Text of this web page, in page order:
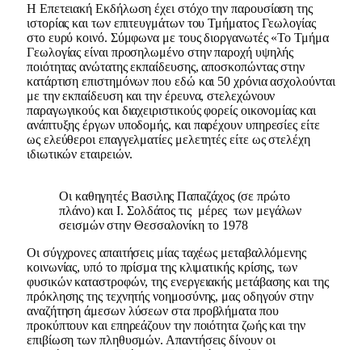
Η Επετειακή Εκδήλωση έχει στόχο την παρουσίαση της
ιστορίας και των επιτευγμάτων του Τμήματος Γεωλογίας
στο ευρύ κοινό. Σύμφωνα με τους διοργανωτές «Το Τμήμα
Γεωλογίας είναι προσηλωμένο στην παροχή υψηλής
ποιότητας ανώτατης εκπαίδευσης, αποσκοπώντας στην
κατάρτιση επιστημόνων που εδώ και 50 χρόνια ασχολούνται
με την εκπαίδευση και την έρευνα, στελεχώνουν
παραγωγικούς και διαχειριστικούς φορείς οικονομίας και
ανάπτυξης έργων υποδομής, και παρέχουν υπηρεσίες είτε
ως ελεύθεροι επαγγελματίες μελετητές είτε ως στελέχη
ιδιωτικών εταιρειών.
Οι καθηγητές Βασιλης Παπαζάχος (σε πρώτο
πλάνο) και Ι. Σολδάτος τις μέρες των μεγάλων
σεισμών στην Θεσσαλονίκη το 1978
Οι σύγχρονες απαιτήσεις μίας ταχέως μεταβαλλόμενης
κοινωνίας, υπό το πρίσμα της κλιματικής κρίσης, των
φυσικών καταστροφών, της ενεργειακής μετάβασης και της
πρόκλησης της τεχνητής νοημοσύνης, μας οδηγούν στην
αναζήτηση άμεσων λύσεων στα προβλήματα που
προκύπτουν και επηρεάζουν την ποιότητα ζωής και την
επιβίωση των πληθυσμών. Απαντήσεις δίνουν οι